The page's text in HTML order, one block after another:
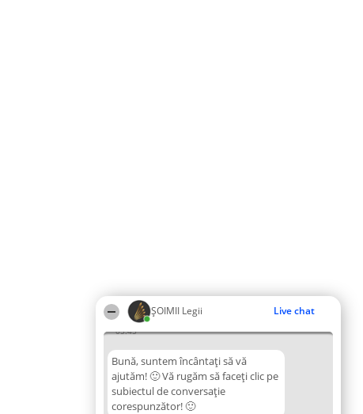
ȘOIMII Legii Live chat
05:45
Bună, suntem încântați să vă
ajutăm! 🙂 Vă rugăm să faceți clic pe
subiectul de conversație
corespunzător! 🙂